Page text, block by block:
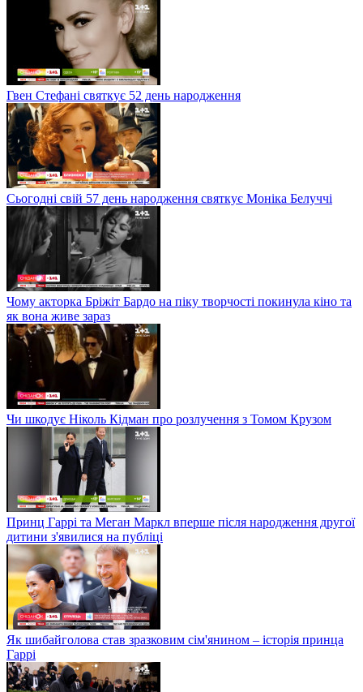
Гвен Стефані святкує 52 день народження
Сьогодні свій 57 день народження святкує Моніка Белуччі
Чому акторка Бріжіт Бардо на піку творчості покинула кіно та
як вона живе зараз
Чи шкодує Ніколь Кідман про розлучення з Томом Крузом
Принц Гаррі та Меган Маркл вперше після народження другої
дитини з'явилися на публіці
Як шибайголова став зразковим сім'янином – історія принца
Гаррі